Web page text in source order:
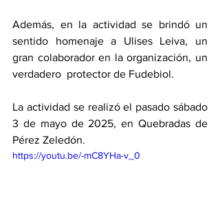
Además, en la actividad se brindó un
sentido homenaje a Ulises Leiva, un
gran colaborador en la organización, un
verdadero  protector de Fudebiol.
La actividad se realizó el pasado sábado
3 de mayo de 2025, en Quebradas de
Pérez Zeledón.
https://youtu.be/-mC8YHa-v_0